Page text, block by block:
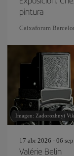
pintura
Caixaforum
Imagen: Zadorozhnyi
17 abr 2026 - 06
Valérie Belin